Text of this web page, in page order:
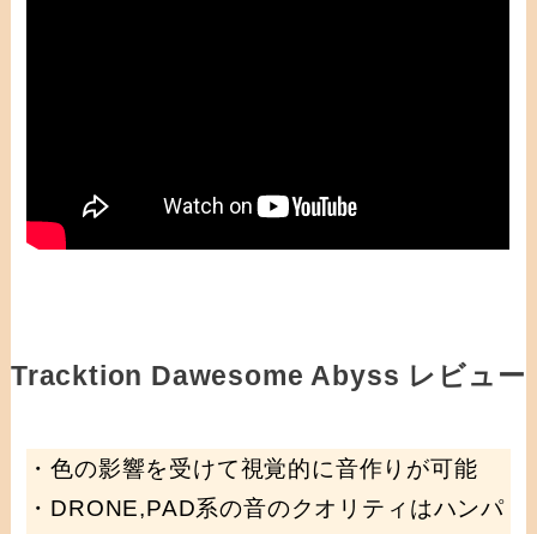
Tracktion Dawesome Abyss レビュー
・色の影響を受けて視覚的に音作りが可能
・DRONE,PAD系の音のクオリティはハンパ